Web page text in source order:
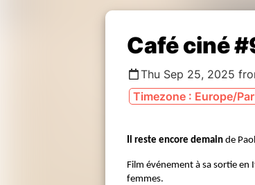
Café ciné
Thu Sep 25, 2025
Timezone : Europe/
Il reste encore demain de
Film événement à sa sortie
femmes.